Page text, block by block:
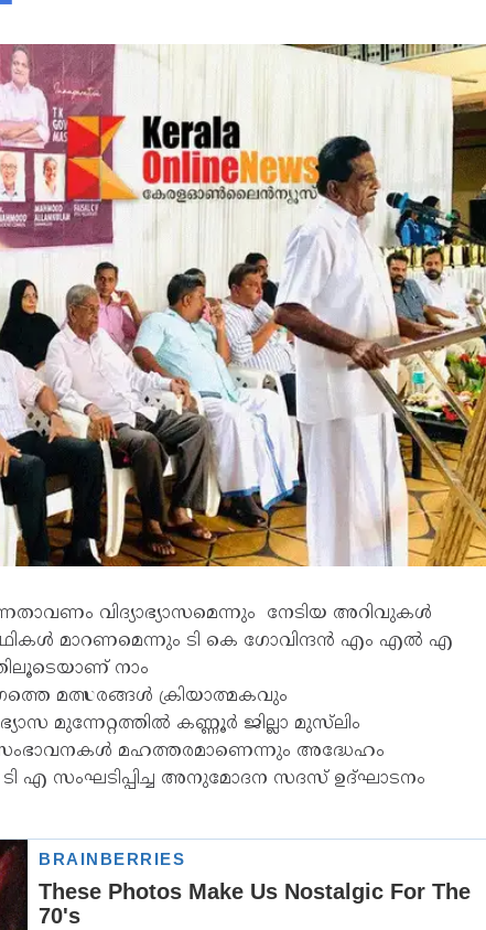
വിദ്യാഭ്യാസമെന്നും നേടിയ അറിവുകൾ
മാറണമെന്നും ടി കെ ഗോവിന്ദൻ എം എൽ എ
നാം
മത്സരങ്ങൾ ക്രിയാത്മകവും
മുന്നേറ്റത്തിൽ കണ്ണൂർ ജില്ലാ മുസ്‌ലിം
മഹത്തരമാണെന്നും അദ്ധേഹം
എ സംഘടിപ്പിച്ച അനുമോദന സദസ് ഉദ്ഘാടനം